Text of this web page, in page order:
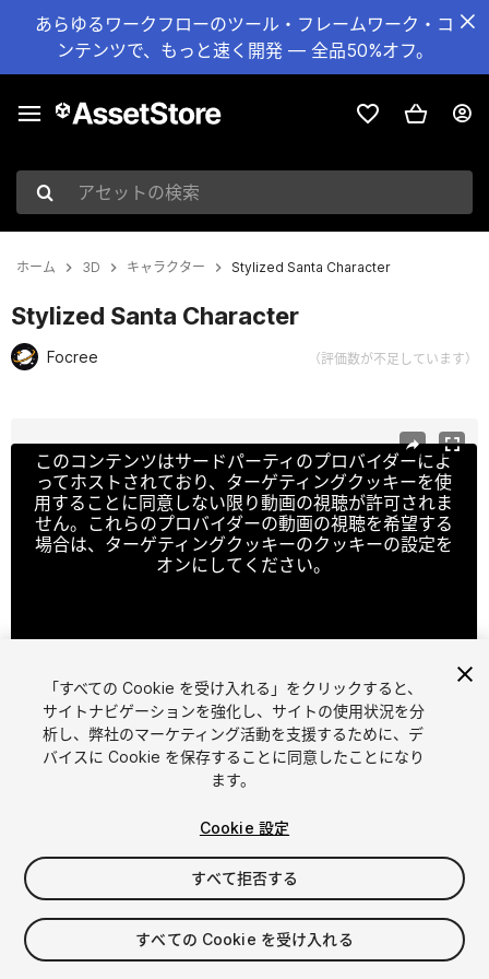
あらゆるワークフローのツール・フレームワーク・コ
ンテンツで、もっと速く開発 — 全品50%オフ。
アセットの検索
ホーム 3D キャラクター Stylized Santa Character
Stylized Santa Character
Focree （評価数が不足しています）
このコンテンツはサードパーティのプロバイダーによ
ってホストされており、ターゲティングクッキーを使
用することに同意しない限り動画の視聴が許可されま
せん。これらのプロバイダーの動画の視聴を希望する
場合は、ターゲティングクッキーのクッキーの設定を
オンにしてください。
1/ 11
$29.99
消費税は決済時に計算されます
「すべての Cookie を受け入れる」をクリックすると、
サイトナビゲーションを強化し、サイトの使用状況を分
析し、弊社のマーケティング活動を支援するために、デ
バイスに Cookie を保存することに同意したことになり
ます。
Cookie 設定
すべて拒否する
すべての Cookie を受け入れる